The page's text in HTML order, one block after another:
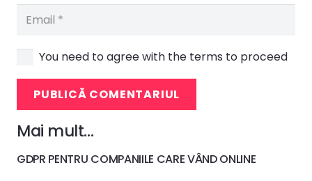
You need to agree with the terms to proceed
PUBLICĂ COMENTARIUL
Mai mult…
GDPR PENTRU COMPANIILE CARE VÂND ONLINE